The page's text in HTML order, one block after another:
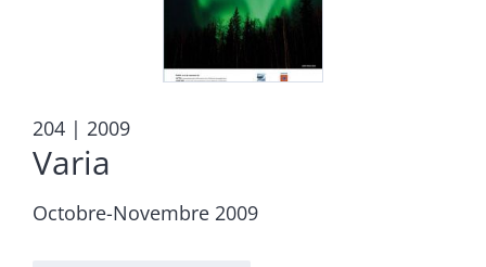
204 | 2009
Varia
Octobre-Novembre 2009